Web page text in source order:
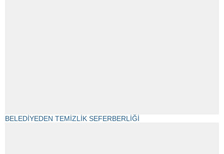
BELEDİYEDEN TEMİZLİK SEFERBERLİĞİ